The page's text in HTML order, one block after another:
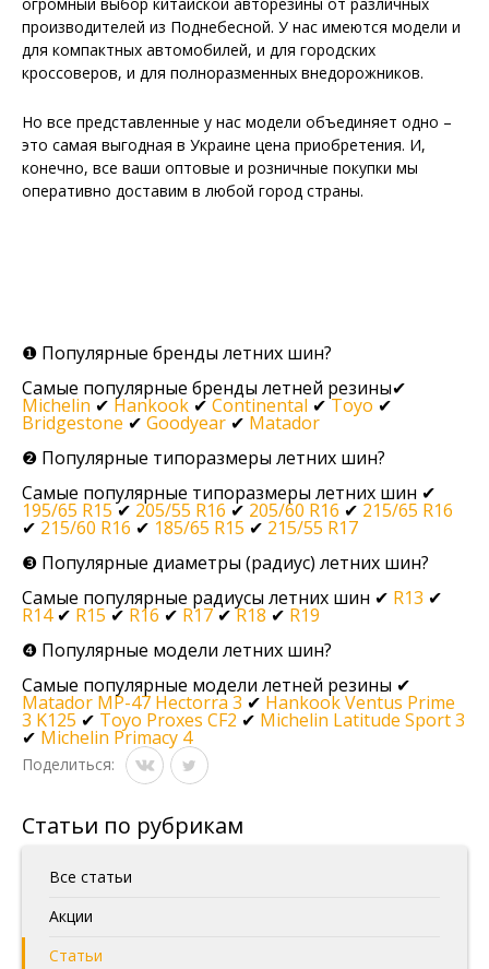
производителей из Поднебесной. У нас имеются модели и
для компактных автомобилей, и для городских
кроссоверов, и для полноразменных внедорожников.
Но все представленные у нас модели объединяет одно –
это самая выгодная в Украине цена приобретения. И,
конечно, все ваши оптовые и розничные покупки мы
оперативно доставим в любой город страны.
❶ Популярные бренды летних шин?
Самые популярные бренды летней резины✔
Michelin ✔ Hankook ✔ Continental ✔Toyo ✔
Bridgestone ✔ Goodyear ✔ Matador
❷ Популярные типоразмеры летних шин?
Самые популярные типоразмеры летних шин ✔
195/65 R15✔ 205/55 R16 ✔ 205/60 R16 ✔ 215/65 R16
✔ 215/60 R16 ✔ 185/65 R15 ✔ 215/55 R17
❸ Популярные диаметры (радиус) летних шин?
Самые популярные радиусы летних шин ✔ R13 ✔
R14✔ R15 ✔ R16 ✔ R17✔R18 ✔ R19
❹ Популярные модели летних шин?
Самые популярные модели летней резины ✔
Matador MP-47 Hectorra 3 ✔ Hankook Ventus Prime
3 K125 ✔ Toyo Proxes CF2 ✔ Michelin Latitude Sport 3
✔ Michelin Primacy 4
Поделиться:
Статьи по рубрикам
Все статьи
Акции
Статьи